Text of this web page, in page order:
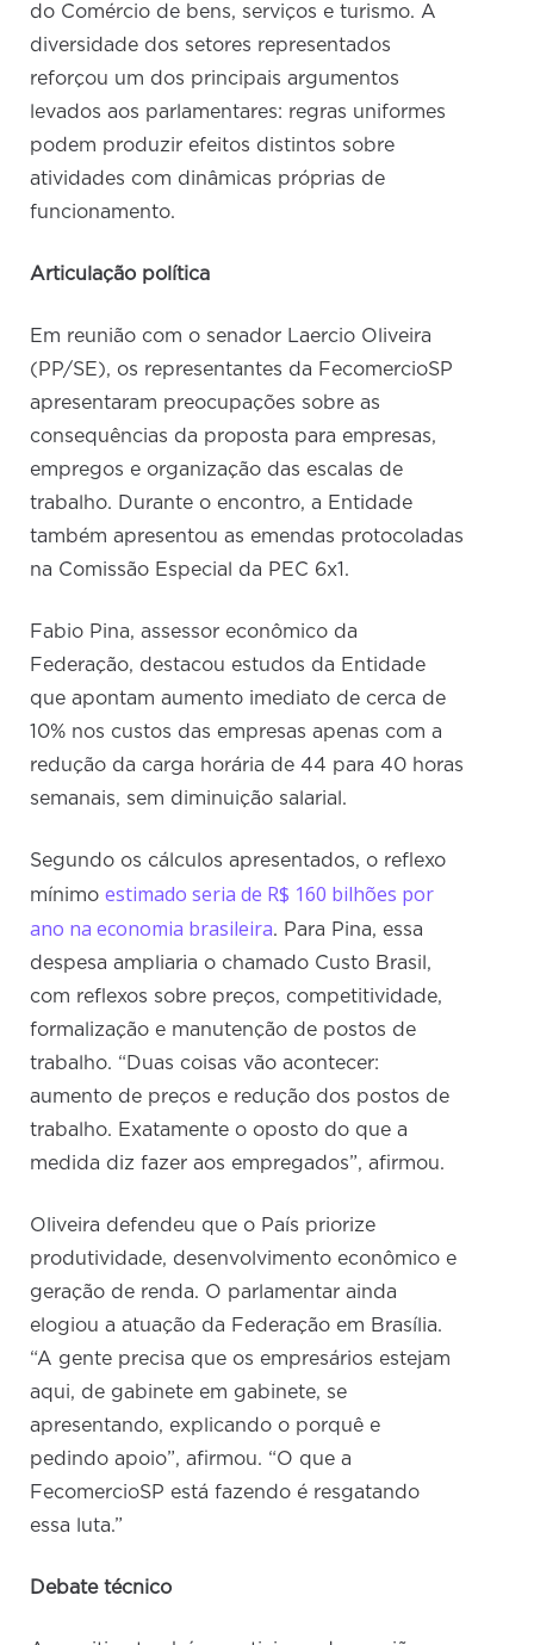
do Comércio de bens, serviços e turismo. A
diversidade dos setores representados
reforçou um dos principais argumentos
levados aos parlamentares: regras uniformes
podem produzir efeitos distintos sobre
atividades com dinâmicas próprias de
funcionamento.
Articulação política
Em reunião com o senador Laercio Oliveira
(PP/SE), os representantes da FecomercioSP
apresentaram preocupações sobre as
consequências da proposta para empresas,
empregos e organização das escalas de
trabalho. Durante o encontro, a Entidade
também apresentou as emendas protocoladas
na Comissão Especial da PEC 6x1.
Fabio Pina, assessor econômico da
Federação, destacou estudos da Entidade
que apontam aumento imediato de cerca de
10% nos custos das empresas apenas com a
redução da carga horária de 44 para 40 horas
semanais, sem diminuição salarial.
Segundo os cálculos apresentados, o reflexo
mínimoestimado seria de R$ 160 bilhões por
ano na economia brasileira. Para Pina, essa
despesa ampliaria o chamado Custo Brasil,
com reflexos sobre preços, competitividade,
formalização e manutenção de postos de
trabalho. “Duas coisas vão acontecer:
aumento de preços e redução dos postos de
trabalho. Exatamente o oposto do que a
medida diz fazer aos empregados”, afirmou.
Oliveira defendeu que o País priorize
produtividade, desenvolvimento econômico e
geração de renda. O parlamentar ainda
elogiou a atuação da Federação em Brasília.
“A gente precisa que os empresários estejam
aqui, de gabinete em gabinete, se
apresentando, explicando o porquê e
pedindo apoio”, afirmou. “O que a
FecomercioSP está fazendo é resgatando
essa luta.”
Debate técnico